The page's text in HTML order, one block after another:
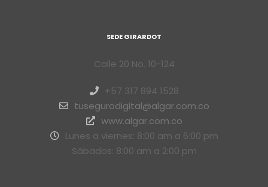
SEDE GIRARDOT
Calle 20 No. 10-124
+57 317 894 1528
tusegurodigital@algar.com.co
www.algar.com.co
Lunes a viernes: 8:00 am a 6:00 pm
Sábados: 8:00 am a 2:00 pm